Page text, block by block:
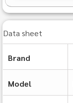
Data sheet
Brand
Model